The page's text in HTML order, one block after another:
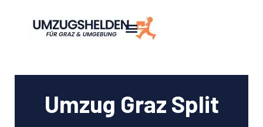
Umzug Graz Split